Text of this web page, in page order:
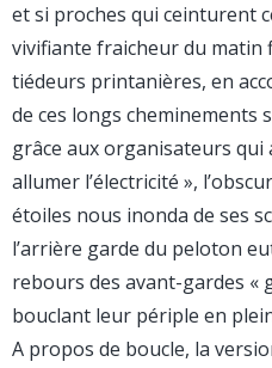
et si proches qui ceinturent
vivifiante fraicheur du matin
tiédeurs printanières, en
de ces longs cheminements
grâce aux organisateurs qui
allumer l’électricité »,
étoiles nous inonda de ses
l’arrière garde du peloton
rebours des avant-gardes «
bouclant leur périple en
A propos de boucle, la